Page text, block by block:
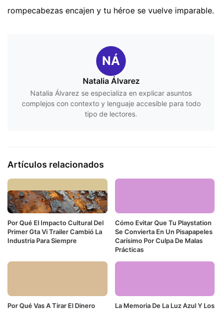
rompecabezas encajen y tu héroe se vuelve imparable.
NÁ
Natalia Álvarez
Natalia Álvarez se especializa en explicar asuntos
complejos con contexto y lenguaje accesible para todo
tipo de lectores.
Artículos relacionados
Por Qué El Impacto Cultural Del
Primer Gta Vi Trailer Cambió La
Industria Para Siempre
Cómo Evitar Que Tu Playstation
Se Convierta En Un Pisapapeles
Carísimo Por Culpa De Malas
Prácticas
Por Qué Vas A Tirar El Dinero La Memoria De La Luz Azul Y Los